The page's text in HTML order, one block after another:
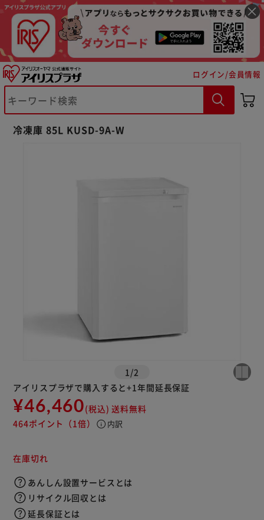
ログイン/会員情報
冷凍庫 85L KUSD-9A-W
1 /2
アイリスプラザで購入すると+1年間延長保証
¥46,460(税込) 送料無料
464ポイント （1倍） info 内訳
在庫切れ
あんしん設置サービスとは
リサイクル回収とは
延長保証とは
※ご確認ください